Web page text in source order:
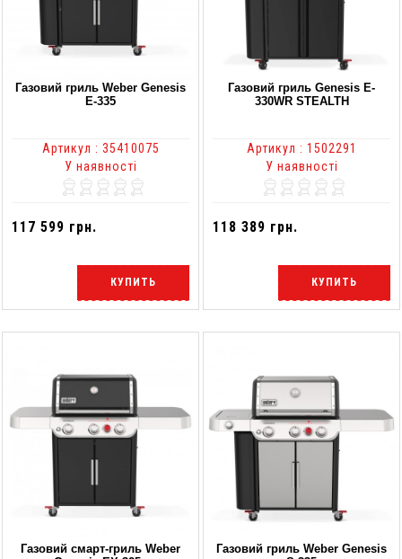
Газовий гриль Weber Genesis
E-335
Артикул : 35410075
У наявності
117 599 грн.
КУПИТЬ
Газовий гриль Genesis E-
330WR STEALTH
Артикул : 1502291
У наявності
118 389 грн.
КУПИТЬ
Газовий смарт-гриль Weber
Газовий гриль Weber Genesis